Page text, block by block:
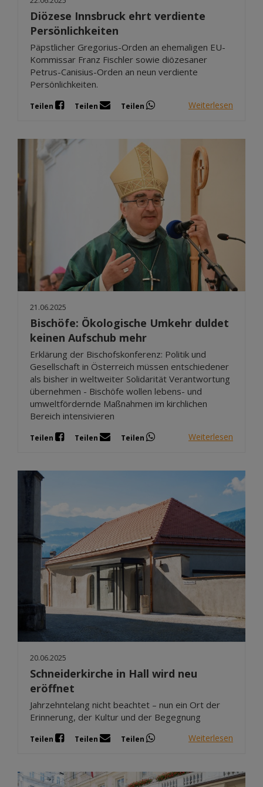
Diözese Innsbruck ehrt verdiente
Persönlichkeiten
Päpstlicher Gregorius-Orden an ehemaligen EU-
Kommissar Franz Fischler sowie diözesaner
Petrus-Canisius-Orden an neun verdiente
Persönlichkeiten.
Teilen Teilen Teilen Weiterlesen
21.06.2025
Bischöfe: Ökologische Umkehr duldet
keinen Aufschub mehr
Erklärung der Bischofskonferenz: Politik und
Gesellschaft in Österreich müssen entschiedener
als bisher in weltweiter Solidarität Verantwortung
übernehmen - Bischöfe wollen lebens- und
umweltfördernde Maßnahmen im kirchlichen
Bereich intensivieren
Teilen Teilen Teilen Weiterlesen
20.06.2025
Schneiderkirche in Hall wird neu
eröffnet
Jahrzehntelang nicht beachtet – nun ein Ort der
Erinnerung, der Kultur und der Begegnung
Teilen Teilen Teilen Weiterlesen